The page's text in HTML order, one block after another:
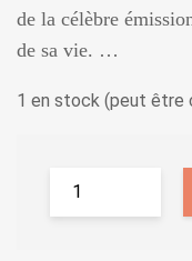
de la célèbre
de sa vie. …
1 en stock (peut être